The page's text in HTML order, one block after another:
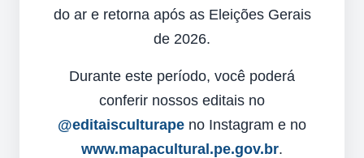
do ar e retorna após as Eleições Gerais
de 2026.
Durante este período, você poderá
conferir nossos editais no
@editaisculturape no Instagram e no
www.mapacultural.pe.gov.br.